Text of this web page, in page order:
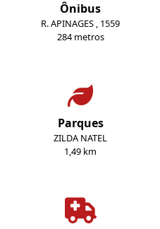
Ônibus
R. APINAGES , 1559
284 metros
Parques
ZILDA NATEL
1,49 km